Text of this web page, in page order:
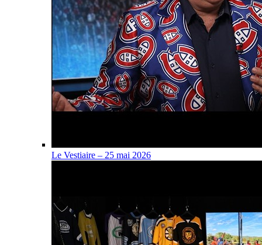
Le Vestiaire – 25 mai 2026